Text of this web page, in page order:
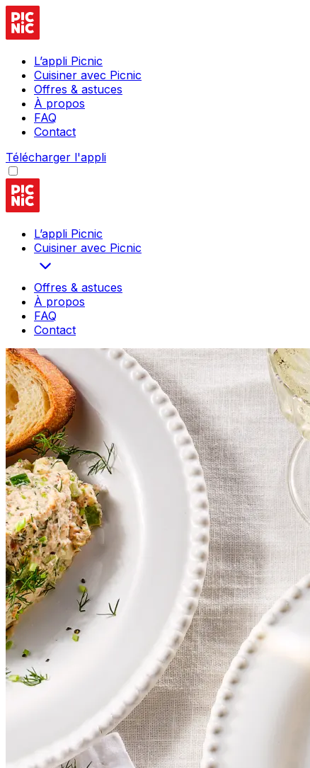
L’appli Picnic
Cuisiner avec Picnic
Offres & astuces
À propos
FAQ
Contact
Télécharger l'appli
L’appli Picnic
Cuisiner avec Picnic
Offres & astuces
À propos
FAQ
Contact